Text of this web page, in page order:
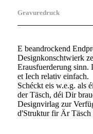
Gravuredruck
E beandrockend
Designkonschtwierk
Erausfuerderung sinn.
et Iech relativ einfach.
Schéckt eis w.e.g. als
der Täsch, déi Dir
Designvirlag zur
d'Struktur fir Är Täsch